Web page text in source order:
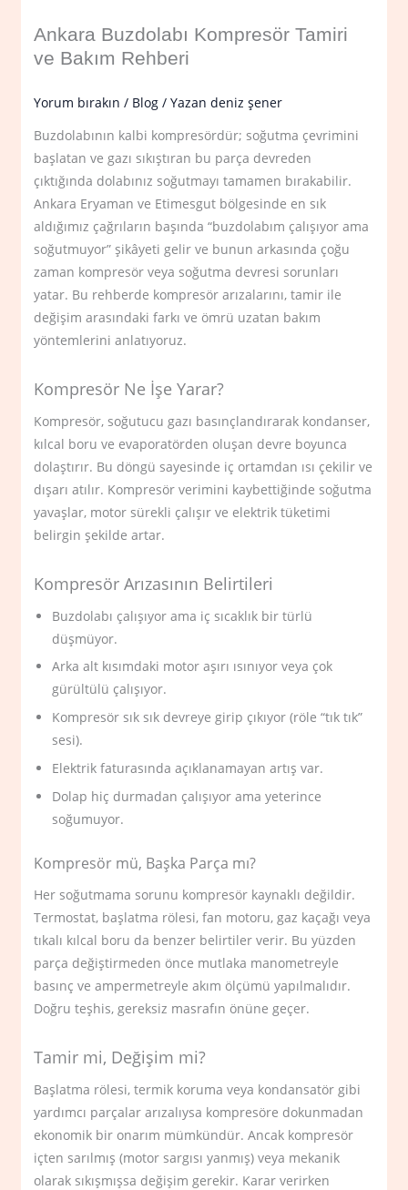
Ankara Buzdolabı Kompresör Tamiri
ve Bakım Rehberi
Yorum bırakın / Blog / Yazan deniz şener
Buzdolabının kalbi kompresördür; soğutma çevrimini
başlatan ve gazı sıkıştıran bu parça devreden
çıktığında dolabınız soğutmayı tamamen bırakabilir.
Ankara Eryaman ve Etimesgut bölgesinde en sık
aldığımız çağrıların başında “buzdolabım çalışıyor ama
soğutmuyor” şikâyeti gelir ve bunun arkasında çoğu
zaman kompresör veya soğutma devresi sorunları
yatar. Bu rehberde kompresör arızalarını, tamir ile
değişim arasındaki farkı ve ömrü uzatan bakım
yöntemlerini anlatıyoruz.
Kompresör Ne İşe Yarar?
Kompresör, soğutucu gazı basınçlandırarak kondanser,
kılcal boru ve evaporatörden oluşan devre boyunca
dolaştırır. Bu döngü sayesinde iç ortamdan ısı çekilir ve
dışarı atılır. Kompresör verimini kaybettiğinde soğutma
yavaşlar, motor sürekli çalışır ve elektrik tüketimi
belirgin şekilde artar.
Kompresör Arızasının Belirtileri
Buzdolabı çalışıyor ama iç sıcaklık bir türlü
düşmüyor.
Arka alt kısımdaki motor aşırı ısınıyor veya çok
gürültülü çalışıyor.
Kompresör sık sık devreye girip çıkıyor (röle “tık tık”
sesi).
Elektrik faturasında açıklanamayan artış var.
Dolap hiç durmadan çalışıyor ama yeterince
soğumuyor.
Kompresör mü, Başka Parça mı?
Her soğutmama sorunu kompresör kaynaklı değildir.
Termostat, başlatma rölesi, fan motoru, gaz kaçağı veya
tıkalı kılcal boru da benzer belirtiler verir. Bu yüzden
parça değiştirmeden önce mutlaka manometreyle
basınç ve ampermetreyle akım ölçümü yapılmalıdır.
Doğru teşhis, gereksiz masrafın önüne geçer.
Tamir mi, Değişim mi?
Başlatma rölesi, termik koruma veya kondansatör gibi
yardımcı parçalar arızalıysa kompresöre dokunmadan
ekonomik bir onarım mümkündür. Ancak kompresör
içten sarılmış (motor sargısı yanmış) veya mekanik
olarak sıkışmışsa değişim gerekir. Karar verirken